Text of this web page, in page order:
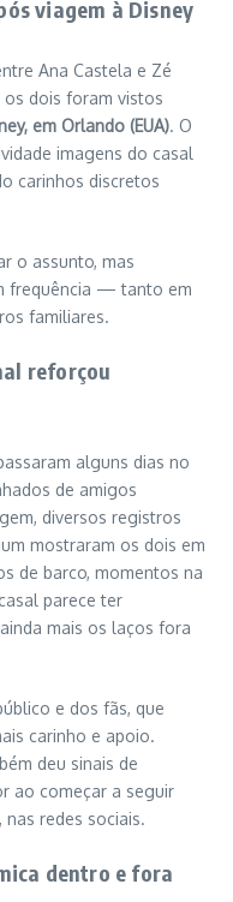
viagem à Disney
Ana Castela e Zé
os dois foram vistos
em Orlando (EUA). O
imagens do casal
carinhos discretos
o assunto, mas
frequência — tanto em
familiares.
reforçou
alguns dias no
de amigos
diversos registros
mostraram os dois em
de barco, momentos na
parece ter
mais os laços fora
e dos fãs, que
carinho e apoio.
deu sinais de
ao começar a seguir
nas redes sociais.
dentro e fora